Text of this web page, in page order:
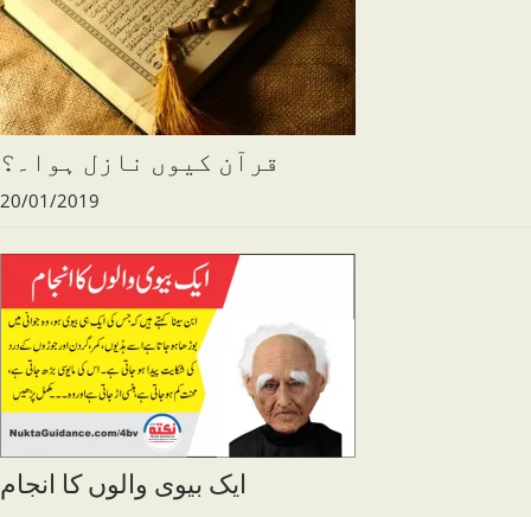
قرآن کیوں نازل ہوا۔؟
20/01/2019
ایک بیوی والوں کا انجام